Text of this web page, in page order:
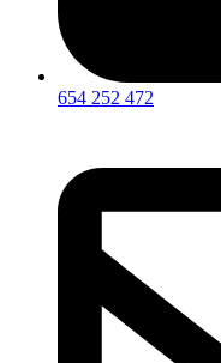
654 252 472